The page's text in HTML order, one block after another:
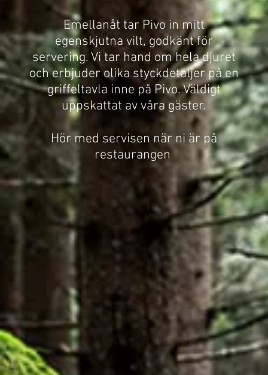
Emellanåt tar Pivo in mitt
egenskjutna vilt, godkänt för
servering. Vi tar hand om hela djuret
och erbjuder olika styckdetaljer på en
griffeltavla inne på Pivo. Väldigt
uppskattat av våra gäster.
Hör med servisen när ni är på
restaurangen